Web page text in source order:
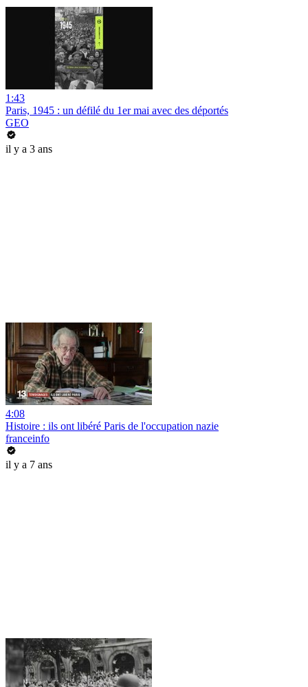
1:43
Paris, 1945 : un défilé du 1er mai avec des déportés
GEO
il y a 3 ans
4:08
Histoire : ils ont libéré Paris de l'occupation nazie
franceinfo
il y a 7 ans